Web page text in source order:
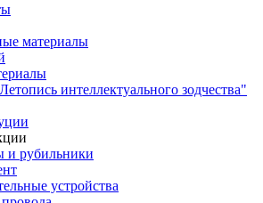
материалы
интеллектуального зодчества"
и рубильники
устройства